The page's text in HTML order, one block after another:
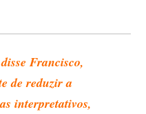
Francisco,
de reduzir a
interpretativos,